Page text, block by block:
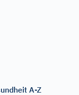
A-Z